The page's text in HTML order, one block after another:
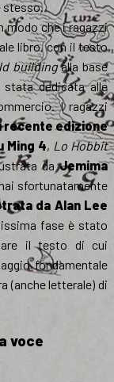
stesso.
modo che i ragazzi
libro, con il testo
buildingalla base
stata dedicata alle
I ragazzi
recente edizione
Ming 4, Lo Hobbit
daJemima
sfortunatamente
da Alan Lee
fase è stato
il testo di cui
fondamentale
(anche letterale) di
voce